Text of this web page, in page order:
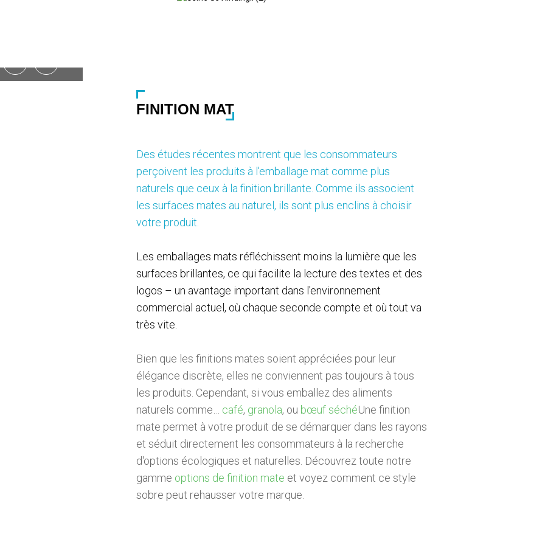
FINITION MAT
Des études récentes montrent que les consommateurs
perçoivent les produits à l'emballage mat comme plus
naturels que ceux à la finition brillante. Comme ils associent
les surfaces mates au naturel, ils sont plus enclins à choisir
votre produit.
Les emballages mats réfléchissent moins la lumière que les
surfaces brillantes, ce qui facilite la lecture des textes et des
logos – un avantage important dans l'environnement
commercial actuel, où chaque seconde compte et où tout va
très vite.
Bien que les finitions mates soient appréciées pour leur
élégance discrète, elles ne conviennent pas toujours à tous
les produits. Cependant, si vous emballez des aliments
naturels comme… café, granola, ou bœuf séchéUne finition
mate permet à votre produit de se démarquer dans les rayons
et séduit directement les consommateurs à la recherche
d'options écologiques et naturelles. Découvrez toute notre
gamme options de finition mate et voyez comment ce style
sobre peut rehausser votre marque.